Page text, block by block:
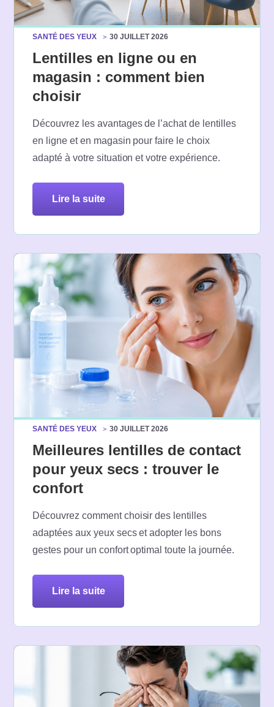
SANTÉ DES YEUX 30 JUILLET 2026
Lentilles en ligne ou en
magasin : comment bien
choisir
Découvrez les avantages de l’achat de lentilles
en ligne et en magasin pour faire le choix
adapté à votre situation et votre expérience.
lire la suite
SANTÉ DES YEUX 30 JUILLET 2026
Meilleures lentilles de contact
pour yeux secs : trouver le
confort
Découvrez comment choisir des lentilles
adaptées aux yeux secs et adopter les bons
gestes pour un confort optimal toute la journée.
lire la suite